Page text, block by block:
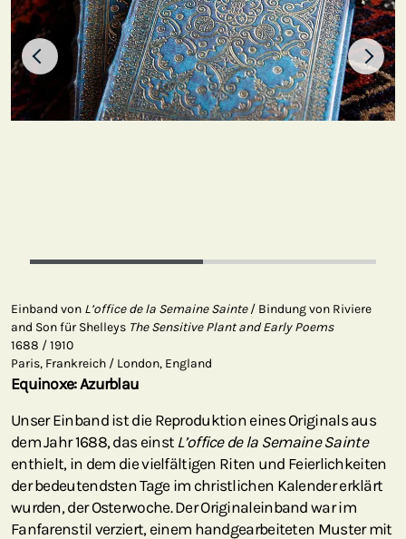
Einband von L’office de la Semaine Sainte/ Bindung von Riviere
and Son für Shelleys The Sensitive Plant and Early Poems
1688 / 1910
Paris, Frankreich / London, England
Equinoxe: Azurblau
Unser Einband ist die Reproduktion eines Originals aus
dem Jahr 1688, das einst L’office de la Semaine Sainte
enthielt, in dem die vielfältigen Riten und Feierlichkeiten
der bedeutendsten Tage im christlichen Kalender erklärt
wurden, der Osterwoche. Der Originaleinband war im
Fanfarenstil verziert, einem handgearbeiteten Muster mit